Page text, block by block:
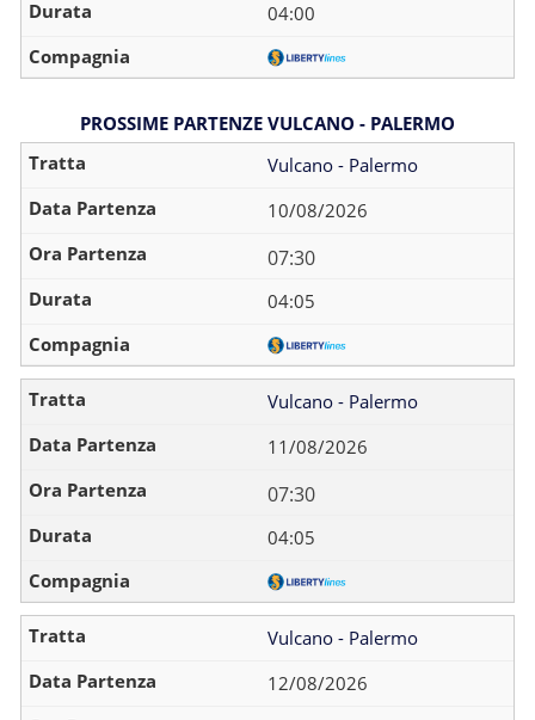
04:00
PROSSIME PARTENZE VULCANO - PALERMO
Vulcano - Palermo
10/08/2026
07:30
04:05
Vulcano - Palermo
11/08/2026
07:30
04:05
Vulcano - Palermo
12/08/2026